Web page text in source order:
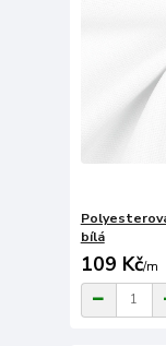
bílá
109 Kč/m